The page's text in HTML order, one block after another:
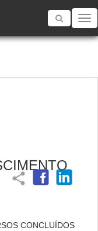
Toggle
share
CONCLUÍDOS